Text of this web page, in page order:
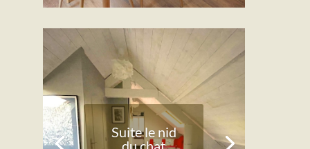
Suite le nid
du chat